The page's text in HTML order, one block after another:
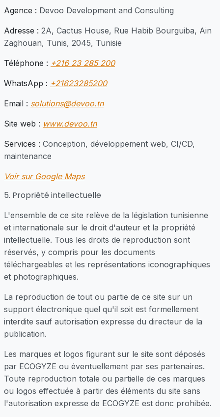
Agence : Devoo Development and Consulting
Adresse : 2A, Cactus House, Rue Habib Bourguiba, Ain
Zaghouan, Tunis, 2045, Tunisie
Téléphone : +216 23 285 200
WhatsApp : +21623285200
Email : solutions@devoo.tn
Site web : www.devoo.tn
Services : Conception, développement web, CI/CD,
maintenance
Voir sur Google Maps
5. Propriété intellectuelle
L'ensemble de ce site relève de la législation tunisienne
et internationale sur le droit d'auteur et la propriété
intellectuelle. Tous les droits de reproduction sont
réservés, y compris pour les documents
téléchargeables et les représentations iconographiques
et photographiques.
La reproduction de tout ou partie de ce site sur un
support électronique quel qu'il soit est formellement
interdite sauf autorisation expresse du directeur de la
publication.
Les marques et logos figurant sur le site sont déposés
par ECOGYZE ou éventuellement par ses partenaires.
Toute reproduction totale ou partielle de ces marques
ou logos effectuée à partir des éléments du site sans
l'autorisation expresse de ECOGYZE est donc prohibée.